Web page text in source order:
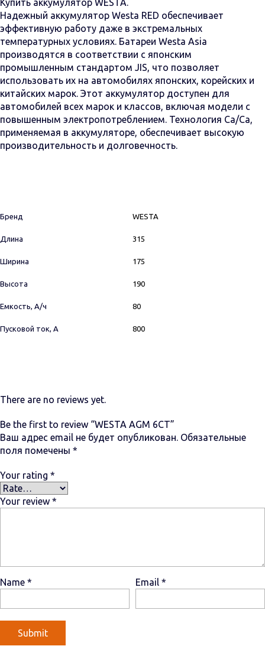
Купить аккумулятор WESTA.
Надежный аккумулятор Westa RED обеспечивает
эффективную работу даже в экстремальных
температурных условиях. Батареи Westa Asia
производятся в соответствии с японским
промышленным стандартом JIS, что позволяет
использовать их на автомобилях японских, корейских и
китайских марок. Этот аккумулятор доступен для
автомобилей всех марок и классов, включая модели с
повышенным электропотреблением. Технология Са/Са,
применяемая в аккумуляторе, обеспечивает высокую
производительность и долговечность.
Бренд WESTA
Длина 315
Ширина 175
Высота 190
Емкость, А/ч 80
Пусковой ток, А 800
There are no reviews yet.
Be the first to review “WESTA AGM 6СТ”
Ваш адрес email не будет опубликован. Обязательные
поля помечены *
Your rating *
Your review *
Name * Email *